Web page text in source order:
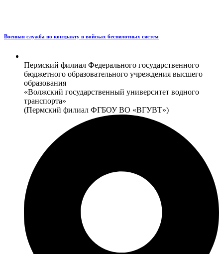
Военная служба по контракту в войсках беспилотных систем
Пермский филиал Федерального государственного
бюджетного образовательного учреждения высшего
образования
«Волжский государственный университет водного
транспорта»
(Пермский филиал ФГБОУ ВО «ВГУВТ»)